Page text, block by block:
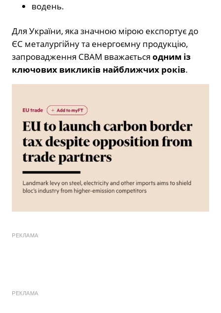
водень.
Для України, яка значною мірою експортує до
ЄС металургійну та енергоємну продукцію,
запровадження CBAM вважається одним із
ключових викликів найближчих років.
РЕКЛАМА
РЕКЛАМА